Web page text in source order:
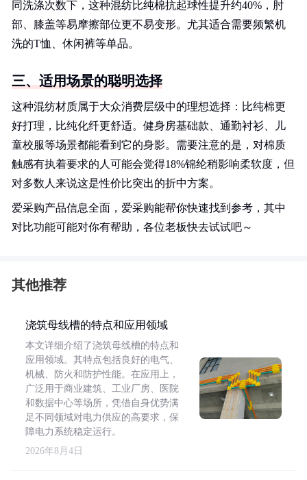
同洗涤次数下，这种混纺比纯棉抗起球性提升约40%，肘
部、膝盖等易摩擦部位更不易变形。尤其适合需要频繁机
洗的T恤、休闲裤等单品。
三、适用场景的聪明选择
这种混纺材质属于大众消费层级中的理想选择：比纯棉更
好打理，比纯化纤更舒适。健身房基础款、通勤衬衫、儿
童校服等场景都能看到它的身影。需要注意的是，对棉质
触感有执着要求的人可能会觉得18%锦纶稍影响柔软度，但
对多数人来说这是性价比突出的折中方案。
爱采购产品信息全面，爱采购能帮你快速找到参考，其中
对比功能可能对你有帮助，各位老板快去试试吧～
其他推荐
浇筑母线槽的特点和应用领域
本文详细介绍了浇筑母线槽的特点和
应用领域。其特点包括良好的电气、
机械、防火和防护性能。在应用上，
广泛用于商业建筑、工业厂房、医院
和数据中心等场所，凭借自身优势满
足不同领域对电力供应的高要求，保
障电力系统稳定运行。
2026年8月4日